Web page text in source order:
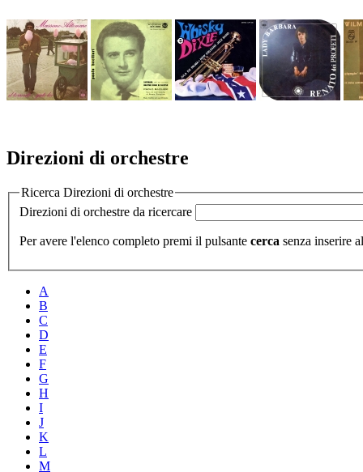
Direzioni di orchestre
Ricerca Direzioni di orchestre
Direzioni di orchestre da ricercare
Per avere l'elenco completo premi il pulsante cerca senza inserire
A
B
C
D
E
F
G
H
I
J
K
L
M